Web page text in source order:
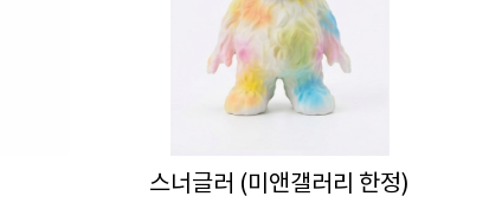
스너글러 (미앤갤러리 한정)